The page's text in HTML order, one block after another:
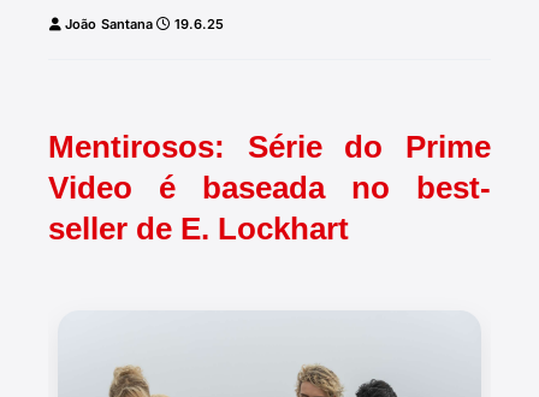
João Santana 19.6.25
Mentirosos: Série do Prime
Video é baseada no best-
seller de E. Lockhart